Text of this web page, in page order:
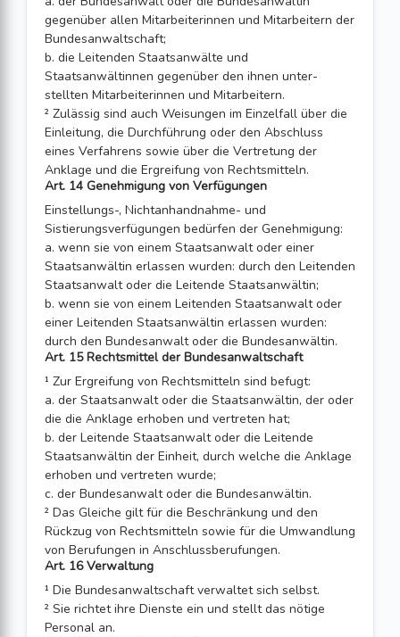
gegenüber allen Mitarbeite­­rin­nen und Mitarbeitern der
Bundesanwaltschaft;
b. die Leitenden Staatsanwälte und
Staatsanwältinnen gegenüber den ihnen unter­
stellten Mitarbeiterinnen und Mitarbeitern.
² Zulässig sind auch Weisungen im Einzelfall über die
Einleitung, die Durchführung oder den Abschluss
eines Verfahrens sowie über die Vertretung der
Anklage und die Ergreifung von Rechtsmitteln.
Art. 14 Genehmigung von Verfügungen
Einstellungs-, Nichtanhandnahme- und
Sistierungsverfügungen bedürfen der Geneh­migung:
a. wenn sie von einem Staatsanwalt oder einer
Staatsanwältin erlassen wurden: durch den Leitenden
Staatsanwalt oder die Leitende Staatsanwältin;
b. wenn sie von einem Leitenden Staatsanwalt oder
einer Leitenden Staats­anwäl­tin erlassen wurden:
durch den Bundesanwalt oder die Bundesan­­wäl­tin.
Art. 15 Rechtsmittel der Bundesanwaltschaft
¹ Zur Ergreifung von Rechtsmitteln sind befugt:
a. der Staatsanwalt oder die Staatsanwältin, der oder
die die Anklage erhoben und vertreten hat;
b. der Leitende Staatsanwalt oder die Leitende
Staatsanwältin der Einheit, durch welche die Anklage
erhoben und vertreten wurde;
c. der Bundesanwalt oder die Bundesanwältin.
² Das Gleiche gilt für die Beschränkung und den
Rückzug von Rechtsmitteln sowie für die Umwandlung
von Berufungen in Anschlussberufungen.
Art. 16 Verwaltung
¹ Die Bundesanwaltschaft verwaltet sich selbst.
² Sie richtet ihre Dienste ein und stellt das nötige
Personal an.